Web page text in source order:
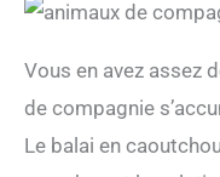
Vous en avez assez
de compagnie
Le balai en